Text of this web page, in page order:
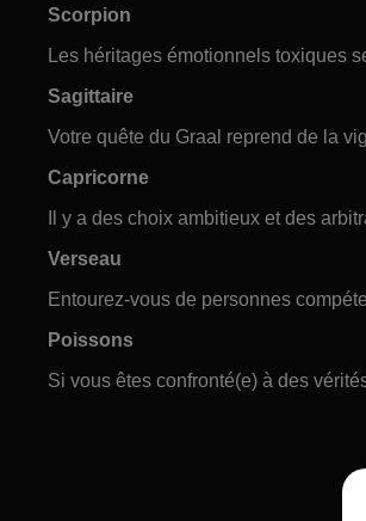
Scorpion
Les héritages émotionnels toxiques
Sagittaire
Votre quête du Graal reprend de la
Capricorne
Il y a des choix ambitieux et des
Verseau
Entourez-vous de personnes
Poissons
Si vous êtes confronté(e) à des